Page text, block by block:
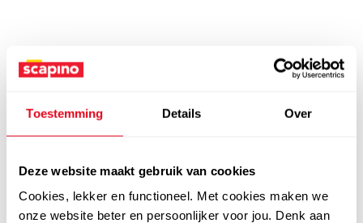
Toestemming Details Over
Deze website maakt gebruik van cookies
Cookies, lekker en functioneel. Met cookies maken we
onze website beter en persoonlijker voor jou. Denk aan